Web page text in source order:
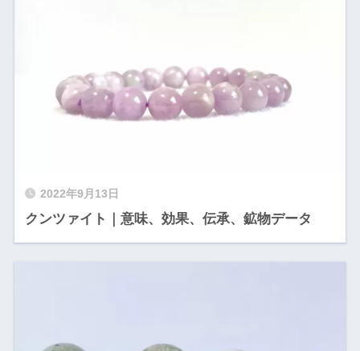
2022年9月13日
クンツァイト｜意味、効果、伝承、鉱物データ